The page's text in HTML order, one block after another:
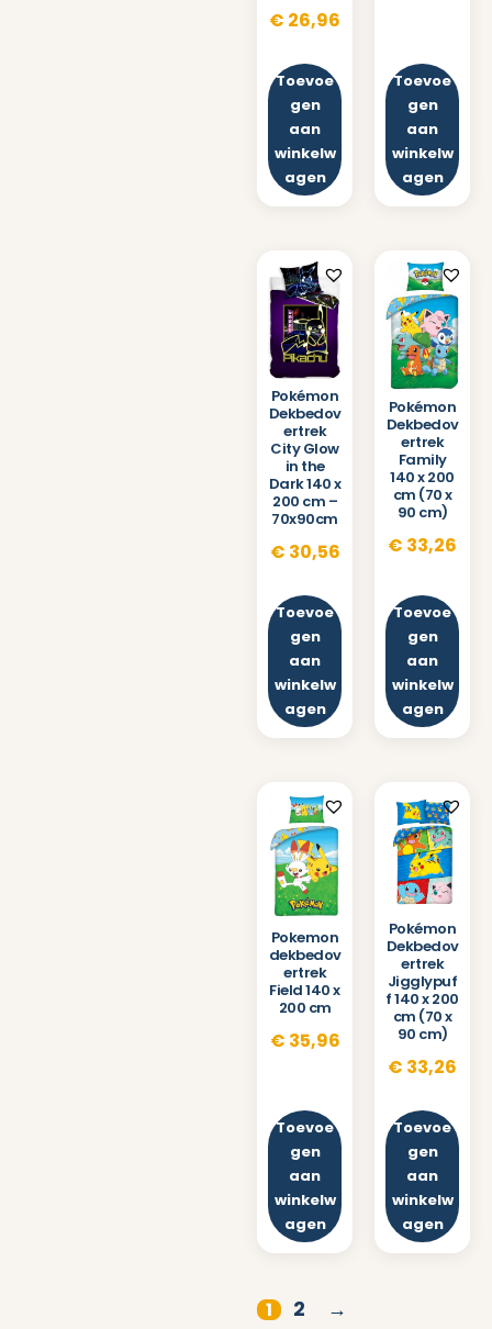
€ 26,96
Toevoe
gen
aan
winkelw
agen
Toevoe
gen
aan
winkelw
agen
Pokémon
Dekbedov
ertrek
City Glow
in the
Dark 140 x
200 cm –
70x90cm
€ 30,56
Toevoe
gen
aan
winkelw
agen
Pokémon
Dekbedov
ertrek
Family
140 x 200
cm (70 x
90 cm)
€ 33,26
Toevoe
gen
aan
winkelw
agen
Pokemon
dekbedov
ertrek
Field 140 x
200 cm
€ 35,96
Toevoe
gen
aan
winkelw
agen
Pokémon
Dekbedov
ertrek
Jigglypuf
f 140 x 200
cm (70 x
90 cm)
€ 33,26
Toevoe
gen
aan
winkelw
agen
1 2 →